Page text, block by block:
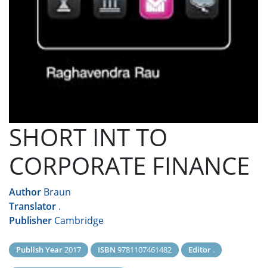
SHORT INT TO
CORPORATE FINANCE
Author Braun
Translator .
Publisher Cambridge
Publish Year2017 ISBN 9781107461482 Editor .